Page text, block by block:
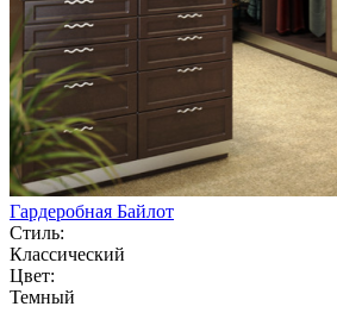
Гардеробная Байлот
Стиль:
Классический
Цвет:
Темный